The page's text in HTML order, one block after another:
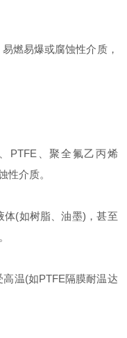
燃易爆或腐蚀性介质，
、聚全氟乙丙烯
性介质。
(如树脂、油墨)，甚至
温(如PTFE隔膜耐温达